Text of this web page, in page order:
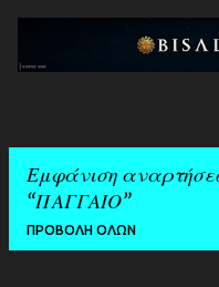
Εμφάνιση
ΠΑΓΓΑΙΟ
ΠΡΟΒΟΛΉ ΌΛΩΝ